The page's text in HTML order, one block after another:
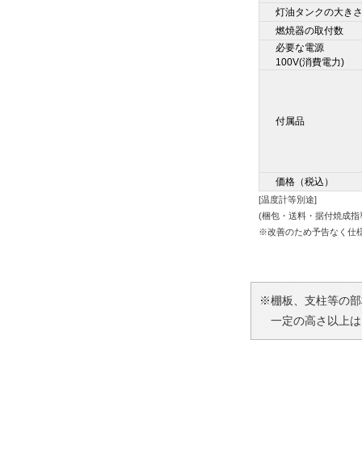
灯油タンクの大きさ
燃焼器の取付数
必要な電源
100V(消費電力)
付属品
価格（税込）
[温度計等別途]
(梱包・送料・据付焼成
※改善のため予告なく仕
※棚板、支柱等の
一定の高さ以上は